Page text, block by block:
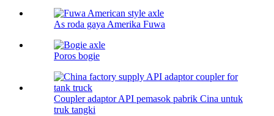
As roda gaya Amerika Fuwa
Poros bogie
Coupler adaptor API pemasok pabrik Cina untuk
truk tangki